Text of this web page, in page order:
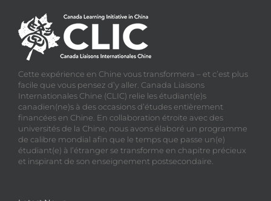
Cette expérience en Chine vous transformera – et c’est plus
facile que vous pensez d’y aller. Canada Liaisons
Internationales Chine (CLIC) relie les étudiant(e)s
canadien(ne)s à des occasions d’études entièrement
financées en Chine. En collaboration étroite avec des
universités de la Chine, nous avons élaboré un programme
de calibre mondial afin que le temps que passe un(e)
étudiant(e) à l’étranger se transforme en chapitre précieux
et inspirant de son enseignement postsecondaire.